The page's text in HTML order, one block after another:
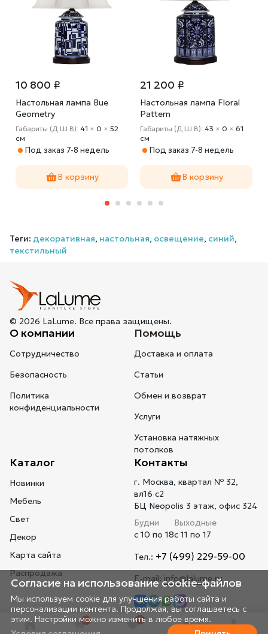
0 0
10 800 ₽
Настольная лампа Bue
Geometry
Габариты (Д Ш В): 41 × 0 × 52
cм
Под заказ 7-8 недель
В корзину
21 200 ₽
Настольная лампа Floral
Pattern
Габариты (Д Ш В): 43 × 0 × 61
cм
Под заказ 7-8 недель
В корзину
Теги: декоративная, настольная, освещение, синий,
текстильный
© 2026 LaLume. Все права защищены.
О компании
Сотрудничество
Безопасность
Политика
конфиденциальности
Помощь
Доставка и оплата
Статьи
Обмен и возврат
Услуги
Установка натяжных
потолков
Каталог
Новинки
Мебель
Свет
Декор
Карта сайта
Распродажа
Контакты
г. Москва, квартал № 32,
вл16 с2
БЦ Neopolis 3 этаж, офис 324
Будни
с 10 по 18
Выходные
с 11 по 17
Тел.: +7 (499) 229-59-00
E-mail: info@lalume.ru
Согласие на использование cookie-файлов
Мы используем cookie для улучшения работы сайта и
персонализации контента. Продолжая, вы соглашаетесь с
этим. Настройки можно изменить в любое время.